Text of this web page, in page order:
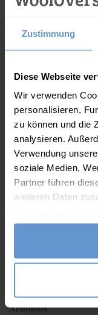
Zustimmung
Diese Webseite
Wir verwenden
personalisieren,
zu können und die
analysieren.
Verwendung
soziale Medien,
Partner führen
weiteren Daten
gesammelt haben.
Beschreibung
zu einer stilvollen
Ihrem Look
Ärmel
funktionellen
eine
Gefühl.
Stehkragen
Durchgehender
Ärmellos